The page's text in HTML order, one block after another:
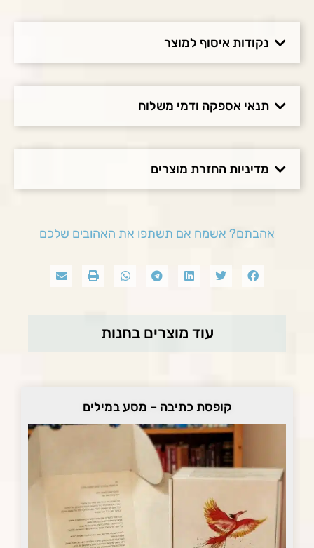
נקודות איסוף למוצר
תנאי אספקה ודמי משלוח
מדיניות החזרת מוצרים
אהבתם? אשמח אם תשתפו את האהובים שלכם
עוד מוצרים בחנות
קופסת כתיבה – מסע במילים